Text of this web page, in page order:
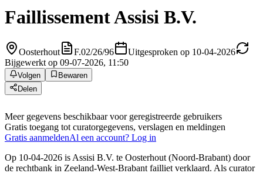
FaillissementAssisi B.V.
Oosterhout F.02/26/96
Uitgesproken op 10-04-2026
Bijgewerkt op 09-07-2026, 11:50
Volgen
Bewaren
Delen
Meer gegevens beschikbaar voor geregistreerde gebruikers
Gratis toegang tot curatorgegevens, verslagen en meldingen
Gratis aanmeldenAl een account? Log in
Op 10-04-2026 is Assisi B.V. te Oosterhout (Noord-Brabant) door
de rechtbank in Zeeland-West-Brabant failliet verklaard. Als curator